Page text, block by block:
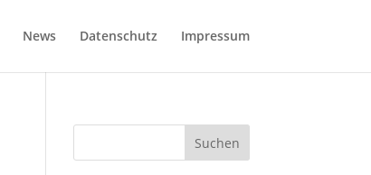
News Datenschutz Impressum